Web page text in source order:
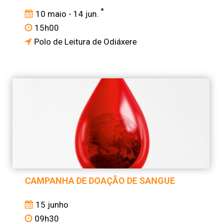
10 maio - 14 jun. *
15h00
Polo de Leitura de Odiáxere
CAMPANHA DE DOAÇÃO DE SANGUE
15 junho
09h30